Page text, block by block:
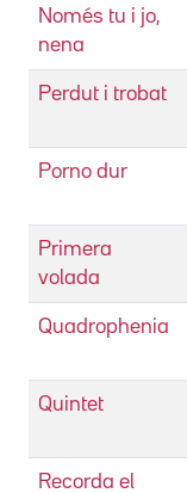
Només tu i jo,
nena
Perdut i trobat
Porno dur
Primera
volada
Quadrophenia
Quintet
Recorda el